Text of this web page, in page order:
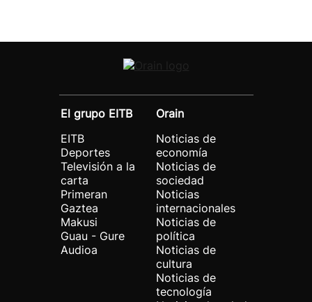
El grupo EITB
EITB
Deportes
Televisión a la
carta
Primeran
Gaztea
Makusi
Guau - Gure
Audioa
Orain
Noticias de
economía
Noticias de
sociedad
Noticias
internacionales
Noticias de
política
Noticias de
cultura
Noticias de
tecnología